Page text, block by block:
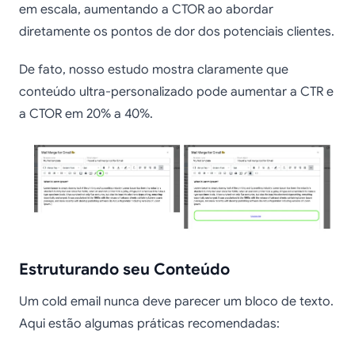
em escala, aumentando a CTOR ao abordar
diretamente os pontos de dor dos potenciais clientes.
De fato, nosso estudo mostra claramente que
conteúdo ultra-personalizado pode aumentar a CTR e
a CTOR em 20% a 40%.
Estruturando seu Conteúdo
Um cold email nunca deve parecer um bloco de texto.
Aqui estão algumas práticas recomendadas: